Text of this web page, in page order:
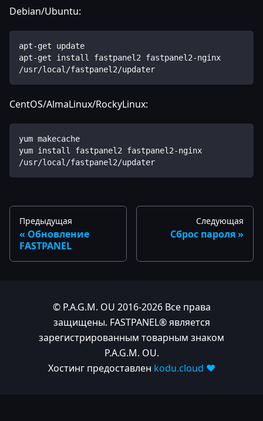
Debian/Ubuntu:
apt-get update
apt-get install fastpanel2 fastpanel2-nginx
/usr/local/fastpanel2/updater
CentOS/AlmaLinux/RockyLinux:
yum makecache
yum install fastpanel2 fastpanel2-nginx
/usr/local/fastpanel2/updater
Предыдущая
Обновление
FASTPANEL
Следующая
Сброс пароля
© P.A.G.M. OU 2016-2026 Все права
защищены. FASTPANEL® является
зарегистрированным товарным знаком
P.A.G.M. OU.
Хостинг предоставлен kodu.cloud ❤️